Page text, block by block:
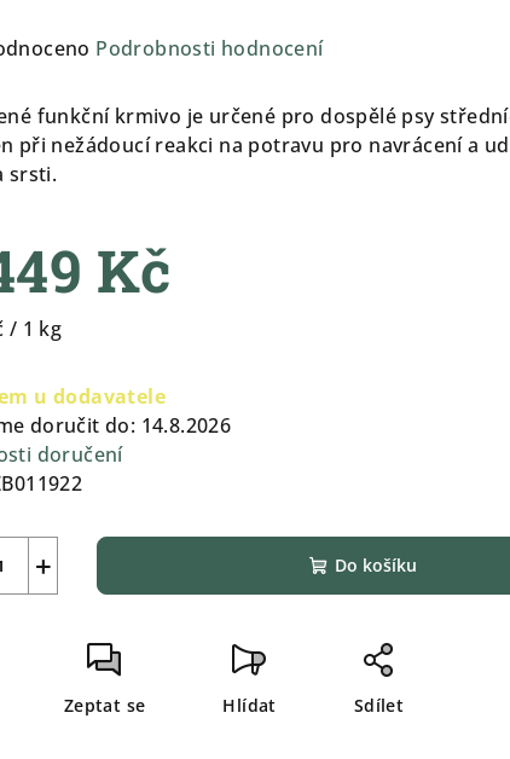
Podrobnosti hodnocení
funkční krmivo je určené pro dospělé psy
při nežádoucí reakci na potravu pro navrácení a
srsti.
Kč
/ 1 kg
u dodavatele
doručit do: 14.8.2026
doručení
+ Do košíku
Zeptat se Hlídat Sdílet